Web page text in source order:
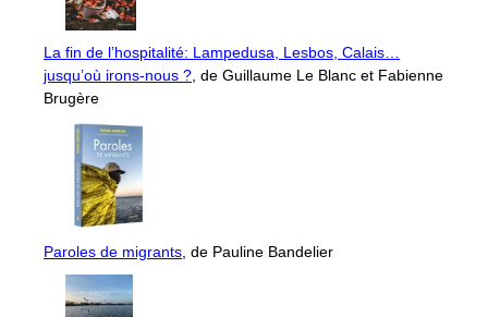
La fin de l’hospitalité: Lampedusa, Lesbos, Calais…
jusqu’où irons-nous ? , de Guillaume Le Blanc et Fabienne
Brugère
Paroles de migrants , de Pauline Bandelier